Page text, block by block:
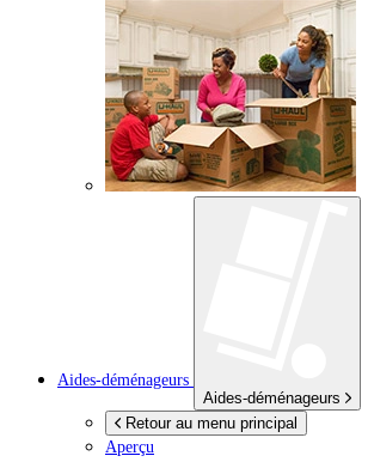
Aides-déménageurs
Aides-déménageurs
Retour au menu principal
Aperçu